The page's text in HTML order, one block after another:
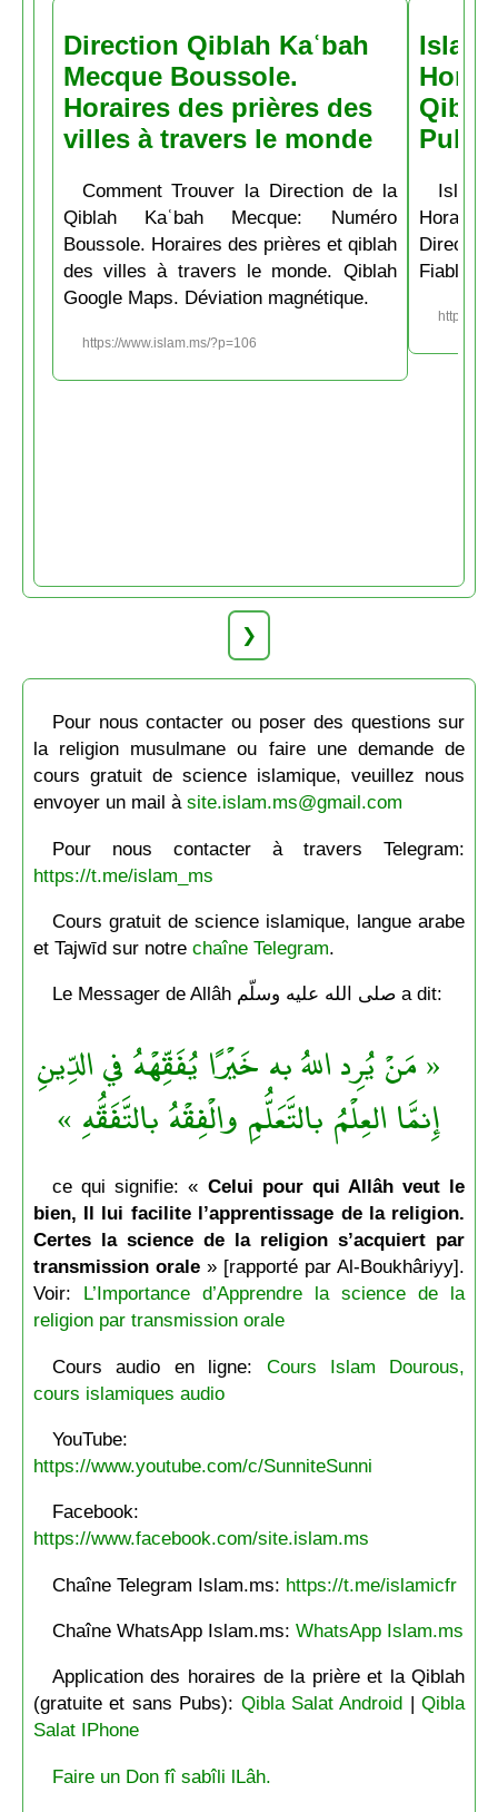
Direction Qiblah Kaʿbah
Mecque Boussole.
Horaires des prières des
villes à travers le monde
Comment Trouver la Direction de la
Qiblah Kaʿbah Mecque: Numéro
Boussole. Horaires des prières et qiblah
des villes à travers le monde. Qiblah
Google Maps. Déviation magnétique.
https://www.islam.ms/?p=106
Pubs
Fiable et
https://
❯
Pour nous contacter ou poser des questions sur
la religion musulmane ou faire une demande de
cours gratuit de science islamique, veuillez nous
envoyer un mail à site.islam.ms@gmail.com
Pour nous contacter à travers Telegram:
https://t.me/islam_ms
Cours gratuit de science islamique, langue arabe
et Tajwīd sur notre chaîne Telegram.
Le Messager de Allâh صلى الله عليه وسلّم a dit:
« مَنْ يُرِد اللهُ به خَيْرًا يُفَقِّهْهُ في الدِّينِ
إِنمَّا العِلْمُ بالتَّعَلُّمِ والْفِقْهُ بالتَّفَقُّهِ »
ce qui signifie: « Celui pour qui Allâh veut le
bien, Il lui facilite l’apprentissage de la religion.
Certes la science de la religion s’acquiert par
transmission orale» [rapporté par Al-Boukhâriyy].
Voir: L’Importance d’Apprendre la science de la
religion par transmission orale
Cours audio en ligne: Cours Islam Dourous,
cours islamiques audio
YouTube:
https://www.youtube.com/c/SunniteSunni
Facebook:
https://www.facebook.com/site.islam.ms
Chaîne Telegram Islam.ms: https://t.me/islamicfr
Chaîne WhatsApp Islam.ms: WhatsApp Islam.ms
Application des horaires de la prière et la Qiblah
(gratuite et sans Pubs): Qibla Salat Android |Qibla
Salat IPhone
Faire un Don fî sabîli lLâh.